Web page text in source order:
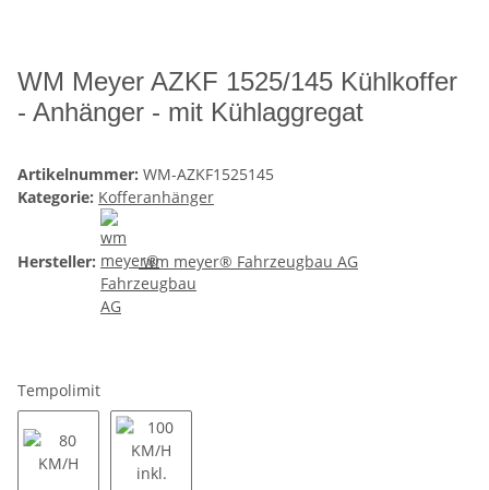
WM Meyer AZKF 1525/145 Kühlkoffer
- Anhänger - mit Kühlaggregat
Artikelnummer: WM-AZKF1525145
Kategorie: Kofferanhänger
Hersteller: wm meyer® Fahrzeugbau AG
Tempolimit